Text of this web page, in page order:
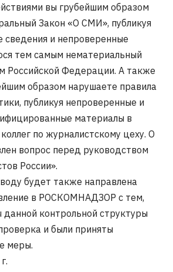
вы грубейшим образом
Закон «О СМИ», публикуя
и непроверенные
тем самым нематериальный
Российской Федерации. А также
образом нарушаете правила
публикуя непроверенные и
материалы в
по журналистскому цеху. О
вопрос перед руководством
России».
будет также направлена
в РОСКОМНАДЗОР с тем,
данной контрольной структуры
и были приняты
меры.